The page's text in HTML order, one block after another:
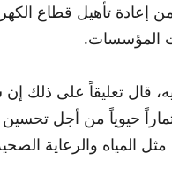
تأهيل قطاع
المؤسسات.
قال تعليقاً على ذلك
حيوياً من أجل
المياه والرعاية